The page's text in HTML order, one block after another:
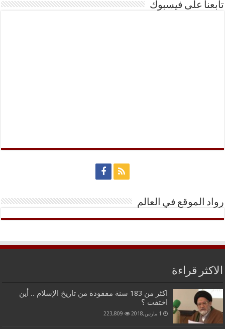
تابعنا على فيسبوك
رواد الموقع في العالم
الاكثر قراءة
اكثر من 183 سنة مفقودة من تاريخ الإسلام .. أين
اختفت ؟
1 مارس,2018 223,809